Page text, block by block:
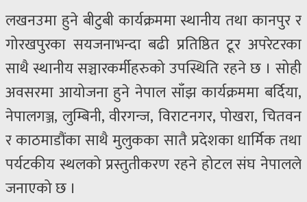
लखनउमा हुने बीटुबी कार्यक्रममा स्थानीय तथा कानपुर र
गोरखपुरका सयजनाभन्दा बढी प्रतिष्ठित टूर अपरेटरका
साथै स्थानीय सञ्चारकर्मीहरुको उपस्थिति रहने छ । सोही
अवसरमा आयोजना हुने नेपाल साँझ कार्यक्रममा बर्दिया,
नेपालगञ्ज, लुम्बिनी, वीरगन्ज, विराटनगर, पोखरा, चितवन
र काठमाडौंका साथै मुलुकका सातै प्रदेशका धार्मिक तथा
पर्यटकीय स्थलको प्रस्तुतीकरण रहने होटल संघ नेपालले
जनाएको छ ।